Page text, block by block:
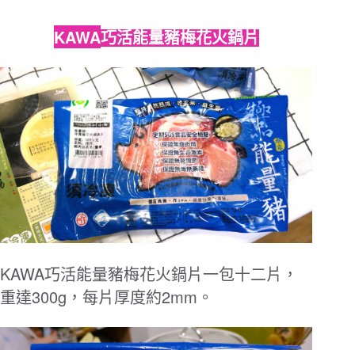
KAWA巧活能量豬梅花火鍋片
KAWA巧活能量豬梅花火鍋片一包十二片，
重達300g ，每片厚度約2mm 。